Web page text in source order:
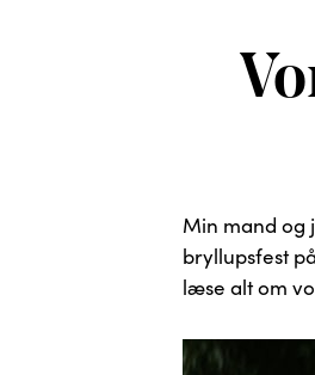
Min mand og
bryllupsfest
læse alt om